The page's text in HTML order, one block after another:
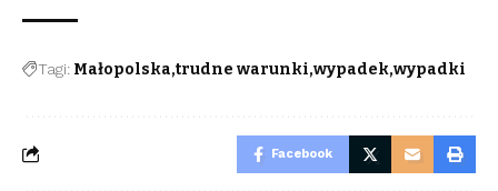
Tagi: Małopolska trudne warunki wypadek wypadki
Facebook